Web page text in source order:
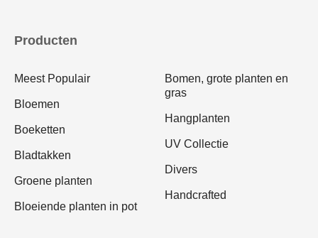
Producten
Meest Populair
Bloemen
Boeketten
Bladtakken
Groene planten
Bloeiende planten in pot
Bomen, grote planten en
gras
Hangplanten
UV Collectie
Divers
Handcrafted